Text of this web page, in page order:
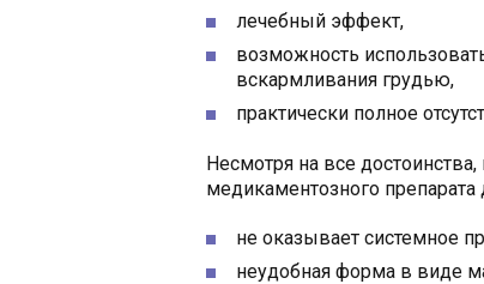
лечебный эффект,
возможность
вскармливания грудью,
практически полное
Несмотря на все
медикаментозного
не оказывает системное
неудобная форма в виде